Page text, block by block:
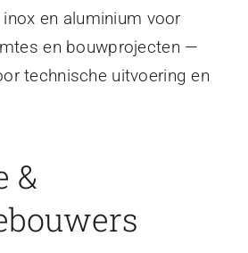
en aluminium voor
en bouwprojecten —
technische uitvoering en
&